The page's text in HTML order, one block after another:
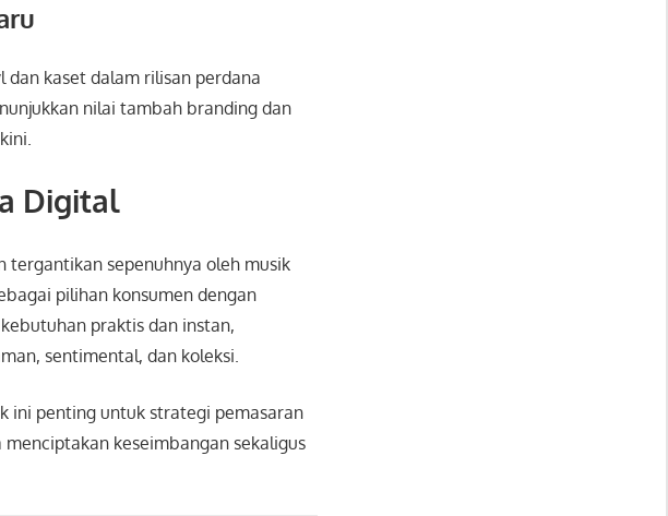
kaset dalam rilisan perdana
nilai tambah branding dan
Digital
tergantikan sepenuhnya oleh musik
pilihan konsumen dengan
praktis dan instan,
sentimental, dan koleksi.
ini penting untuk strategi pemasaran
keseimbangan sekaligus